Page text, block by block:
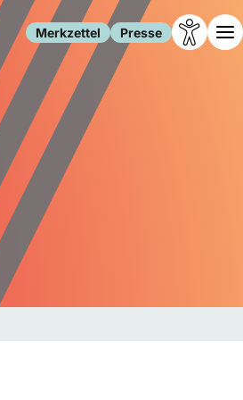
Merkzettel Presse
Gesellschaft
Forschung
Migration
Polizei